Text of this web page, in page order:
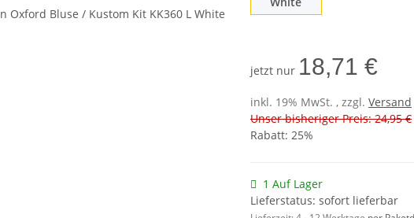
jetzt nur 18,71 €
inkl. 19% MwSt. , zzgl. Versand
Unser bisheriger Preis: 24,95 €
Rabatt: 25%
1 Auf Lager
Lieferstatus: sofort lieferbar